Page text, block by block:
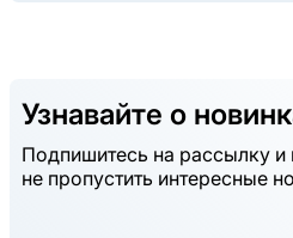
Узнавайте о
Подпишитесь на рассылку и
не пропустить интересные